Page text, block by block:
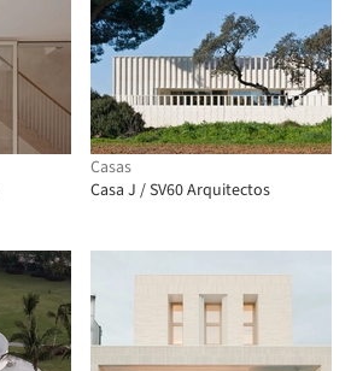
Casas
Casa J / SV60 Arquitectos